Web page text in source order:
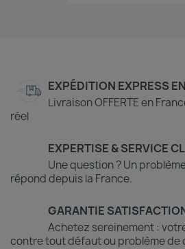
EXPÉDITION EXPRESS
Livraison OFFERTE en
réel
EXPERTISE & SERVICE
Une question ? Un
répond depuis la France.
GARANTIE
Achetez sereinement :
contre tout défaut ou problème de